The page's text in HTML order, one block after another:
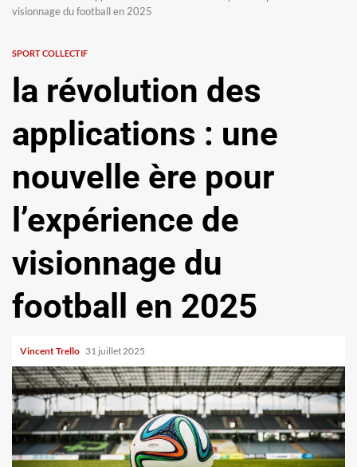
visionnage du football en 2025
SPORT COLLECTIF
la révolution des
applications : une
nouvelle ère pour
l’expérience de
visionnage du
football en 2025
Vincent Trello 31 juillet 2025